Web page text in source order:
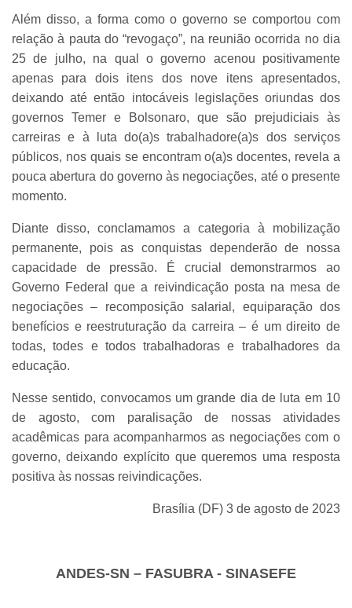
Além disso, a forma como o governo se comportou com
relação à pauta do “revogaço”, na reunião ocorrida no dia
25 de julho, na qual o governo acenou positivamente
apenas para dois itens dos nove itens apresentados,
deixando até então intocáveis legislações oriundas dos
governos Temer e Bolsonaro, que são prejudiciais às
carreiras e à luta do(a)s trabalhadore(a)s dos serviços
públicos, nos quais se encontram o(a)s docentes, revela a
pouca abertura do governo às negociações, até o presente
momento.
Diante disso, conclamamos a categoria à mobilização
permanente, pois as conquistas dependerão de nossa
capacidade de pressão. É crucial demonstrarmos ao
Governo Federal que a reivindicação posta na mesa de
negociações – recomposição salarial, equiparação dos
benefícios e reestruturação da carreira – é um direito de
todas, todes e todos trabalhadoras e trabalhadores da
educação.
Nesse sentido, convocamos um grande dia de luta em 10
de agosto, com paralisação de nossas atividades
acadêmicas para acompanharmos as negociações com o
governo, deixando explícito que queremos uma resposta
positiva às nossas reivindicações.
Brasília (DF) 3 de agosto de 2023
ANDES-SN – FASUBRA - SINASEFE